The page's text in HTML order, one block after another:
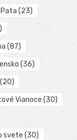
Pata (23)
(87)
(36)
(20)
Vianoce (30)
svete (30)